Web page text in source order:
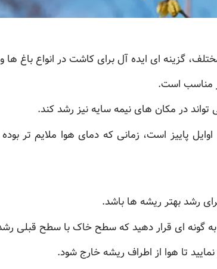
گزینه ای ایده آل برای کاشت در انواع باغ
مناسب است.
در مکان های نیمه سایه نیز رشد کند.
پاییز است، زمانی که دمای هوا ملایم تر
رشد بهتر ریشه ها باشد.
به گونه ای قرار دهید که سطح خاک با سطح قبلی
تا هوا از اطراف ریشه خارج شود.